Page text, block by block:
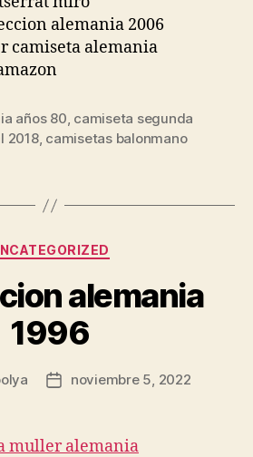
años 80, camiseta segunda
2018, camisetas balonmano
Categorías
alemania
1996
Fecha
entrada
noviembre 5, 2022